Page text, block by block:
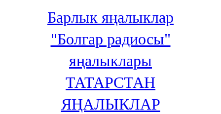
100,3 FM
106,6 FM
Кадыбаш
105,2 FM
Барлык яңалыклар
"Болгар радиосы"
яңалыклары
ТАТАРСТАН
ЯҢАЛЫКЛАР